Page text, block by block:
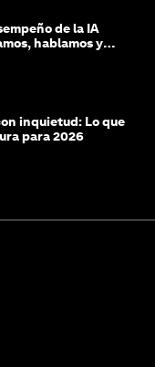
de la IA
hablamos y
inquietud: Lo que
para 2026